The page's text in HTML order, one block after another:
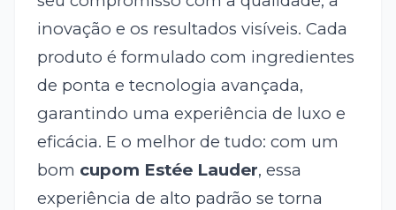
inovação e os resultados visíveis. Cada
produto é formulado com ingredientes
de ponta e tecnologia avançada,
garantindo uma experiência de luxo e
eficácia. E o melhor de tudo: com um
bom cupom Estée Lauder, essa
experiência de alto padrão se torna